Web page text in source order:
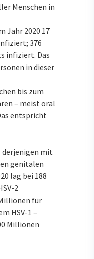
Menschen in
Jahr 2020 17
376
infiziert. Das
in dieser
bis zum
– meist oral
entspricht
derjenigen mit
genitalen
lag bei 188
2
für
HSV-1 –
Millionen